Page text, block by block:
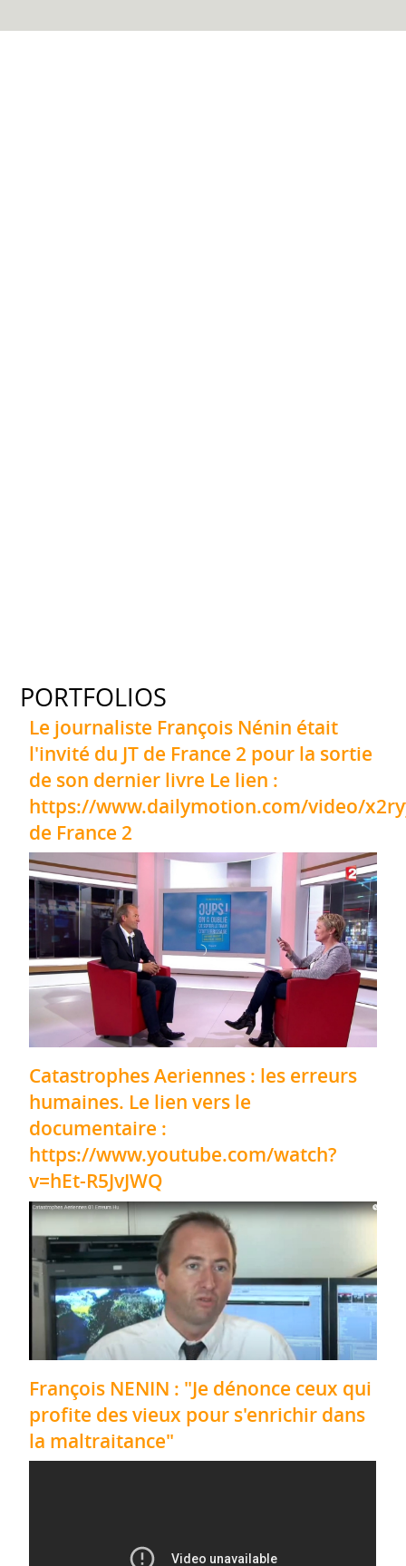
PORTFOLIOS
Le journaliste François Nénin était
l'invité du JT de France 2 pour la sortie
de son dernier livre Le lien :
https://www.dailymotion.com/video/
de France 2
Catastrophes Aeriennes : les erreurs
humaines. Le lien vers le
documentaire :
https://www.youtube.com/watch?
v=hEt-R5JvJWQ
François NENIN : "Je dénonce ceux qui
profite des vieux pour s'enrichir dans
la maltraitance"